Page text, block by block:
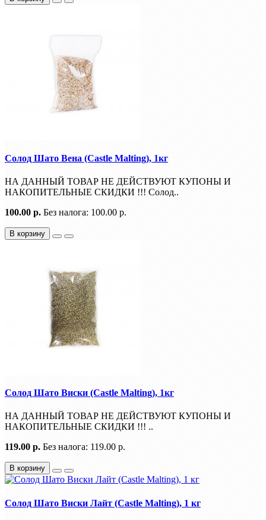
Солод Шато Вена (Castle Malting), 1кг
НА ДАННЫЙ ТОВАР НЕ ДЕЙСТВУЮТ КУПОНЫ И
НАКОПИТЕЛЬНЫЕ СКИДКИ !!! Солод..
100.00 р. Без налога: 100.00 р.
В корзину
Солод Шато Виски (Castle Malting), 1кг
НА ДАННЫЙ ТОВАР НЕ ДЕЙСТВУЮТ КУПОНЫ И
НАКОПИТЕЛЬНЫЕ СКИДКИ !!! ..
119.00 р. Без налога: 119.00 р.
В корзину
Солод Шато Виски Лайт (Castle Malting), 1 кг